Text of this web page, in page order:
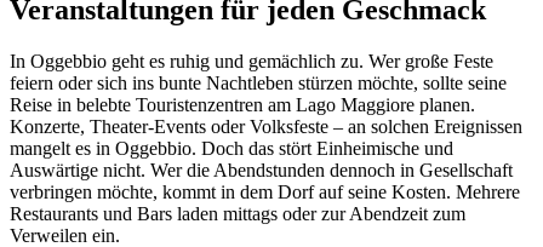
Veranstaltungen für jeden Geschmack
In Oggebbio geht es ruhig und gemächlich zu. Wer große Feste
feiern oder sich ins bunte Nachtleben stürzen möchte, sollte seine
Reise in belebte Touristenzentren am Lago Maggiore planen.
Konzerte, Theater-Events oder Volksfeste – an solchen Ereignissen
mangelt es in Oggebbio. Doch das stört Einheimische und
Auswärtige nicht. Wer die Abendstunden dennoch in Gesellschaft
verbringen möchte, kommt in dem Dorf auf seine Kosten. Mehrere
Restaurants und Bars laden mittags oder zur Abendzeit zum
Verweilen ein.